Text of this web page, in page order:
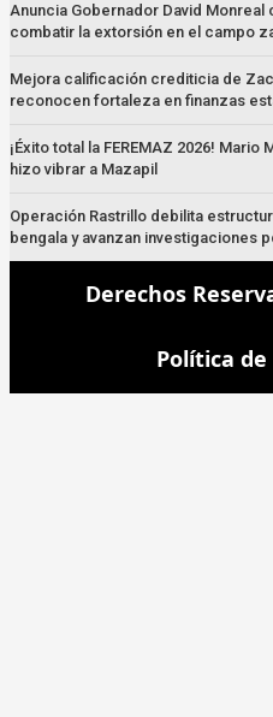
Anuncia Gobernador David Monreal
combatir la extorsión en el campo
Mejora calificación crediticia de
reconocen fortaleza en finanzas
¡Éxito total la FEREMAZ 2026!
hizo vibrar a Mazapil
Operación Rastrillo debilita
bengala y avanzan investigaciones
Derechos
Política